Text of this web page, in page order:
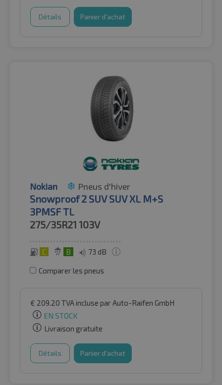
Détails Panier d'achat
Nokian Pneus d'hiver
Snowproof 2 SUV SUV XL M+S
3PMSF TL
275/35R21 103V
C B 73 dB
Comparer les pneus
€ 209.20 TVA incluse par Auto-Raifen GmbH
EN STOCK
Livraison gratuite
Détails Panier d'achat